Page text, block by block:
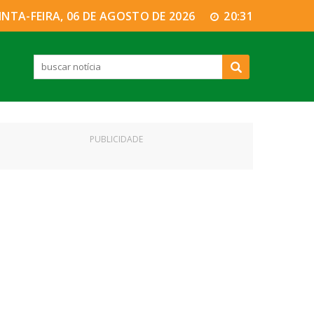
FEIRA, 06 DE AGOSTO DE 2026 20:31
PUBLICIDADE